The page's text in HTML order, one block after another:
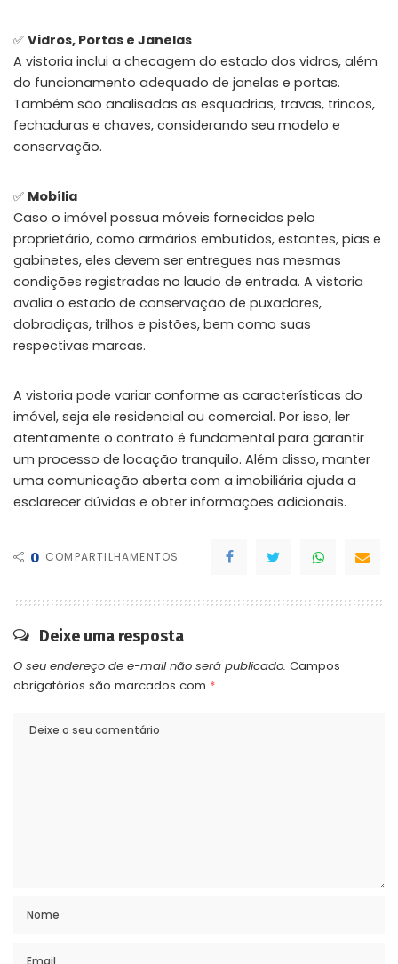
✅ Vidros, Portas e Janelas
A vistoria inclui a checagem do estado dos vidros, além
do funcionamento adequado de janelas e portas.
Também são analisadas as esquadrias, travas, trincos,
fechaduras e chaves, considerando seu modelo e
conservação.
✅ Mobília
Caso o imóvel possua móveis fornecidos pelo
proprietário, como armários embutidos, estantes, pias e
gabinetes, eles devem ser entregues nas mesmas
condições registradas no laudo de entrada. A vistoria
avalia o estado de conservação de puxadores,
dobradiças, trilhos e pistões, bem como suas
respectivas marcas.
A vistoria pode variar conforme as características do
imóvel, seja ele residencial ou comercial. Por isso, ler
atentamente o contrato é fundamental para garantir
um processo de locação tranquilo. Além disso, manter
uma comunicação aberta com a imobiliária ajuda a
esclarecer dúvidas e obter informações adicionais.
0 COMPARTILHAMENTOS
Deixe uma resposta
O seu endereço de e-mail não será publicado. Campos
obrigatórios são marcados com *